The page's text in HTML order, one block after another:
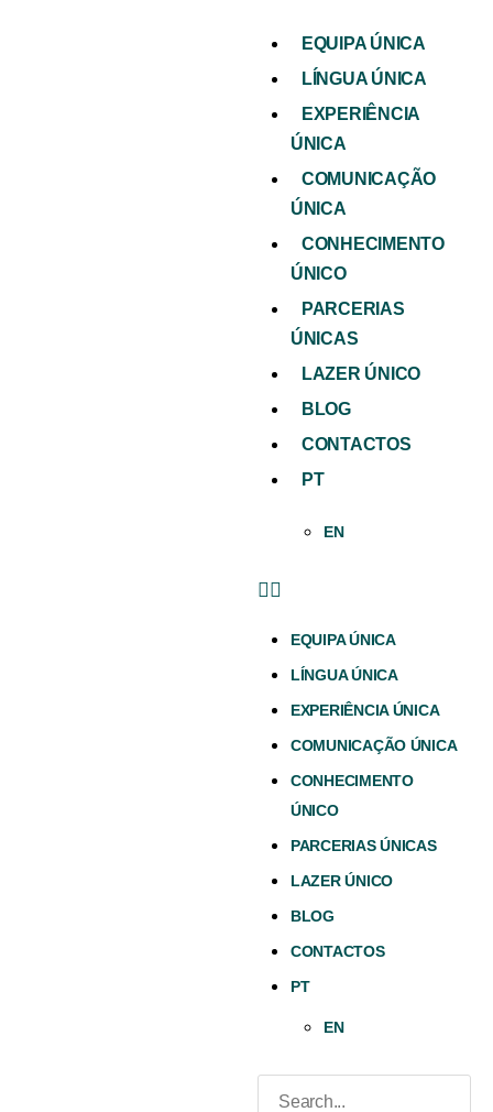
EQUIPA ÚNICA
LÍNGUA ÚNICA
EXPERIÊNCIA
ÚNICA
COMUNICAÇÃO
ÚNICA
CONHECIMENTO
ÚNICO
PARCERIAS
ÚNICAS
LAZER ÚNICO
BLOG
CONTACTOS
PT
EN
EQUIPA ÚNICA
LÍNGUA ÚNICA
EXPERIÊNCIA ÚNICA
COMUNICAÇÃO ÚNICA
CONHECIMENTO
ÚNICO
PARCERIAS ÚNICAS
LAZER ÚNICO
BLOG
CONTACTOS
PT
EN